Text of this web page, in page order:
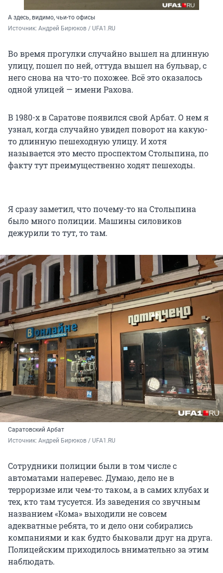
А здесь, видимо, чьи-то офисы
Источник: Андрей Бирюков / UFA1.RU
Во время прогулки случайно вышел на длинную
улицу, пошел по ней, оттуда вышел на бульвар, с
него снова на что-то похожее. Всё это оказалось
одной улицей — имени Рахова.
В 1980-х в Саратове появился свой Арбат. О нем я
узнал, когда случайно увидел поворот на какую-
то длинную пешеходную улицу. И хотя
называется это место проспектом Столыпина, по
факту тут преимущественно ходят пешеходы.
Я сразу заметил, что почему-то на Столыпина
было много полиции. Машины силовиков
дежурили то тут, то там.
Саратовский Арбат
Источник: Андрей Бирюков / UFA1.RU
Сотрудники полиции были в том числе с
автоматами наперевес. Думаю, дело не в
терроризме или чем-то таком, а в самих клубах и
тех, кто там тусуется. Из заведения со звучным
названием «Кома» выходили не совсем
адекватные ребята, то и дело они собирались
компаниями и как будто быковали друг на друга.
Полицейским приходилось внимательно за этим
наблюдать.